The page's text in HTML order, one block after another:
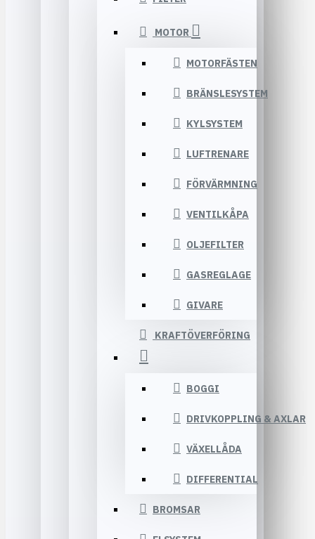
MOTOR
MOTORFÄSTEN
BRÄNSLESYSTEM
KYLSYSTEM
LUFTRENARE
FÖRVÄRMNING
VENTILKÅPA
OLJEFILTER
GASREGLAGE
GIVARE
KRAFTÖVERFÖRING
BOGGI
DRIVKOPPLING & AXLAR
VÄXELLÅDA
DIFFERENTIAL
BROMSAR